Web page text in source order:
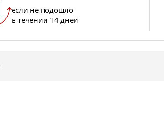
если не подошло
в течении 14 дней